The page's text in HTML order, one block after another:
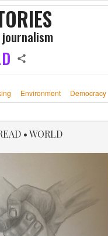
Environment Democracy
• WORLD